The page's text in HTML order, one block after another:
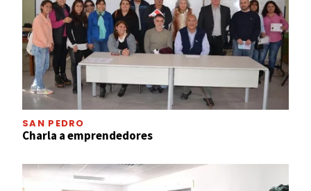
SAN PEDRO
Charla a emprendedores